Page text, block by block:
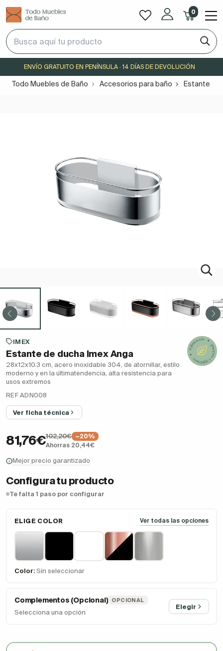
0
ENVÍO GRATUITO EN PENÍNSULA · 14 DÍAS DE DEVOLUCIÓN
Todo Muebles de Baño Accesorios para baño Estante de
IMEX
Estante de ducha Imex Anga
28x12x10.3 cm, acero inoxidable 304, de atornillar, estilo
moderno y en la últimatendencia, alta resistencia para
usos extremos
REF ADN008
Ver ficha técnica
81,76€102,20€
−20%
Ahorras 20,44€
Mejor precio garantizado
Configura tu producto
Te falta 1 paso por configurar
ELIGE COLOR Ver todas las opciones
Color: Sin seleccionar
Complementos (Opcional) OPCIONAL
Selecciona una opción
Elegir